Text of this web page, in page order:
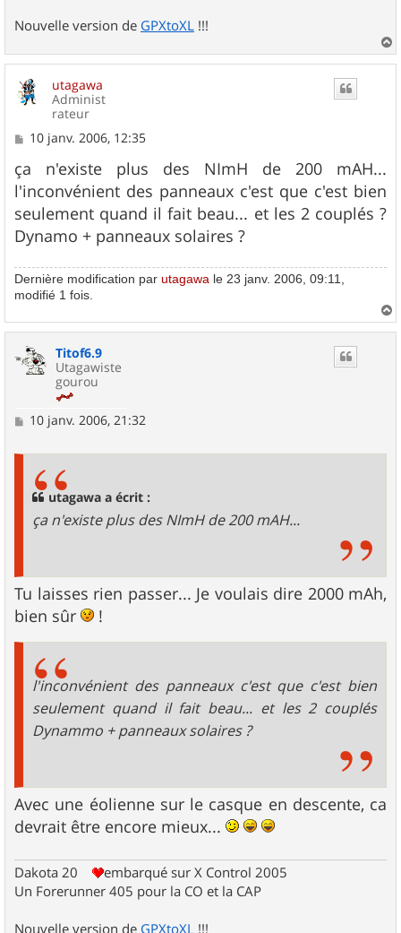
Nouvelle version de GPXtoXL !!!
a
utagawa
Administ
rateur
M
s
s
a
g
e
10 janv. 2006, 12:35
ça n'existe plus des NImH de 200 mAH...
l'inconvénient des panneaux c'est que c'est bien
seulement quand il fait beau... et les 2 couplés ?
Dynamo + panneaux solaires ?
Dernière modification par utagawa le 23 janv. 2006, 09:11,
modifié 1 fois.
a
Titof6.9
Utagawiste
gourou
M10 janv. 2006, 21:32
utagawa a écrit :
ça n'existe plus des NImH de 200 mAH...
Tu laisses rien passer... Je voulais dire 2000 mAh,
bien sûr
!
l'inconvénient des panneaux c'est que c'est bien
seulement quand il fait beau... et les 2 couplés
Dynammo + panneaux solaires ?
Avec une éolienne sur le casque en descente, ca
devrait être encore mieux...
Dakota 20
embarqué sur X Control 2005
Un Forerunner 405 pour la CO et la CAP
Nouvelle version de GPXtoXL !!!